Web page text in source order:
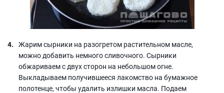
Жарим сырники на разогретом растительном масле,
можно добавить немного сливочного. Сырники
обжариваем с двух сторон на небольшом огне.
Выкладываем получившееся лакомство на бумажное
полотенце, чтобы удалить излишки масла. Подаем